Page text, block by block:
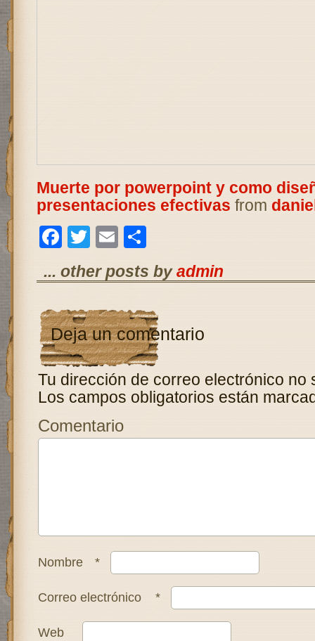
Muerte por powerpoint y como
presentaciones efectivas from
Facebook
TwitterEmail
... other posts byadmin
Deja un comentario
Tu dirección de correo electrónico no
Los campos obligatorios están
Comentario
Nombre *
Correo electrónico *
Web